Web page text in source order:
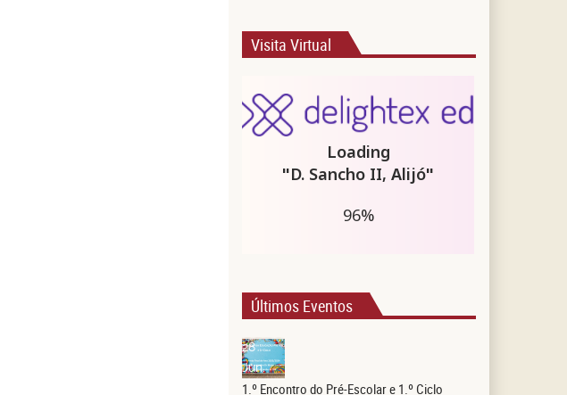
Visita Virtual
Últimos Eventos
28
Jun.
1.º Encontro do Pré-Escolar e 1.º Ciclo